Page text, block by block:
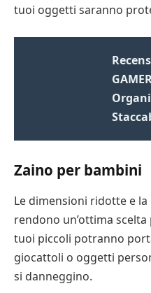
tuoi oggetti saranno
Zaino per bambini
Le dimensioni ridotte e
rendono un’ottima
tuoi piccoli potranno
giocattoli o oggetti
si danneggino.